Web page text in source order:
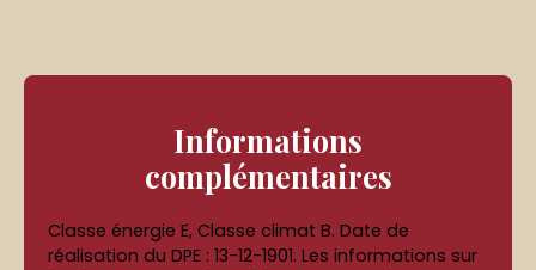
Informations
complémentaires
Classe énergie E, Classe climat B. Date de
réalisation du DPE : 13-12-1901. Les informations sur